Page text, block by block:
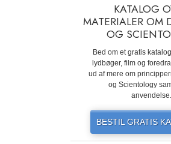
KATALOG
MATERIALER OM
OG
Bed om et gratis
lydbøger, film og
ud af mere om
og Scientology
anvendelse.
BESTIL GRATIS